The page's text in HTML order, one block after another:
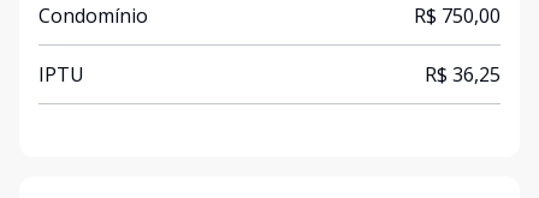
Condomínio R$ 750,00
IPTU R$ 36,25